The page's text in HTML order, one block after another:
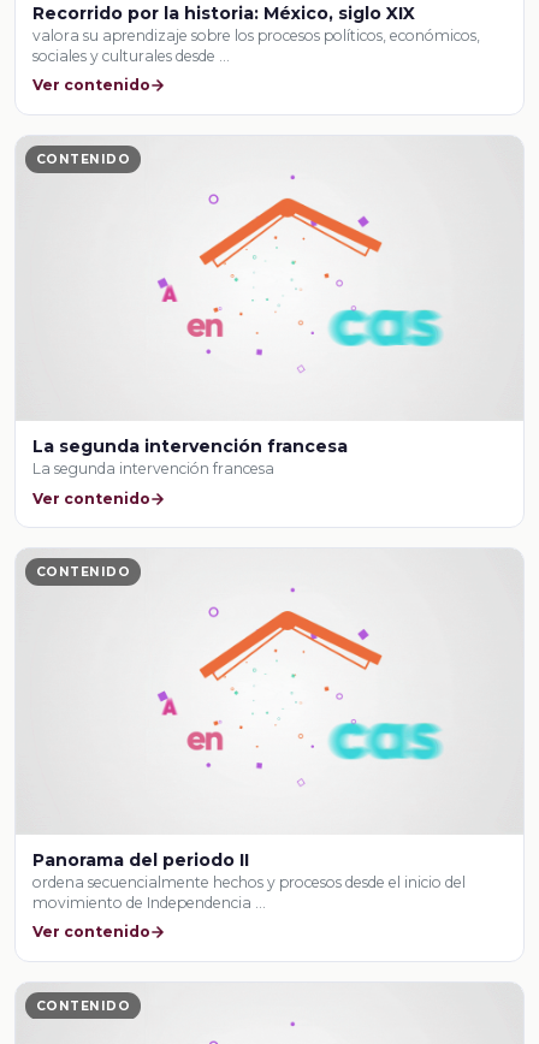
Recorrido por la historia: México, siglo XIX
valora su aprendizaje sobre los procesos políticos, económicos,
sociales y culturales desde …
Ver contenido
CONTENIDO
La segunda intervención francesa
La segunda intervención francesa
Ver contenido
CONTENIDO
Panorama del periodo II
ordena secuencialmente hechos y procesos desde el inicio del
movimiento de Independencia …
Ver contenido
CONTENIDO